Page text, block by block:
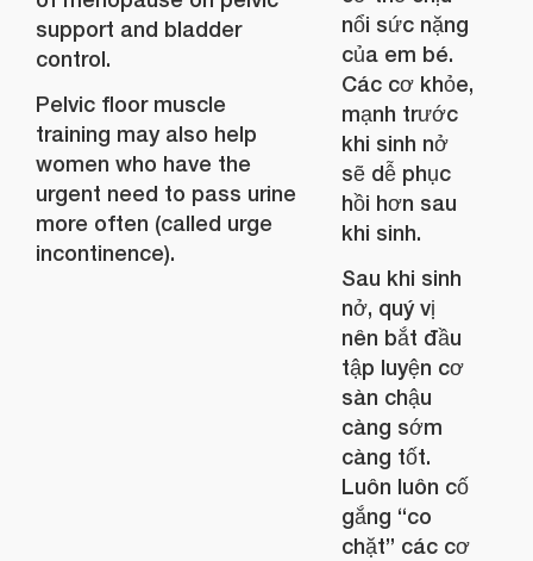
support and bladder
control.
Pelvic floor muscle
training may also help
women who have the
urgent need to pass urine
more often (called urge
incontinence).
nổi sức nặng
của em bé.
Các cơ khỏe,
mạnh trước
khi sinh nở
sẽ dễ phục
hồi hơn sau
khi sinh.
Sau khi sinh
nở, quý vị
nên bắt đầu
tập luyện cơ
sàn chậu
càng sớm
càng tốt.
Luôn luôn cố
gắng “co
chặt” các cơ